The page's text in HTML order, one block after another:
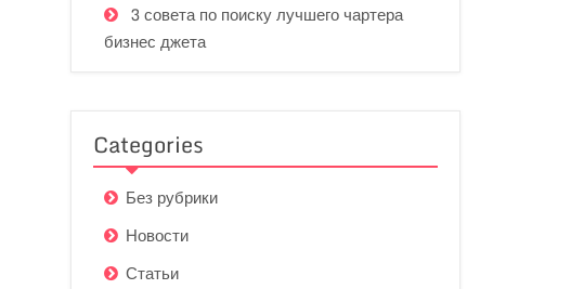
3 совета по поиску лучшего чартера
бизнес джета
Categories
Без рубрики
Новости
Статьи